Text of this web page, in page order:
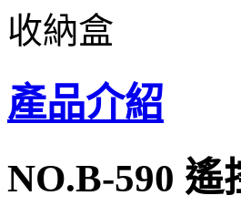
收納盒
產品介紹
NO.B-590 遙